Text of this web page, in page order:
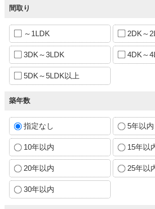
間取り
～1LDK 2DK～
3DK～3LDK 4DK～
5DK～5LDK以上
築年数
指定なし 5年以内
10年以内 15年以
20年以内 25年以
30年以内